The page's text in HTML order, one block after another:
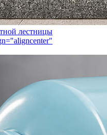
лестницы